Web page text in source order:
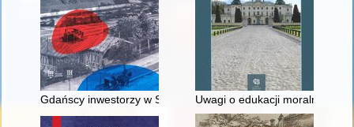
Gdańscy inwestorzy w Sopocie : prestiż finansowy i
Uwagi o edukacji moralnej